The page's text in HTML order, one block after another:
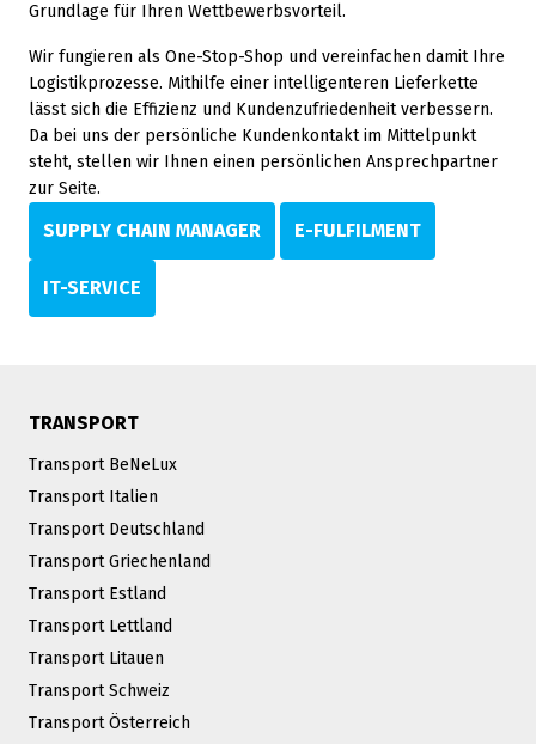
Grundlage für Ihren Wettbewerbsvorteil.
Wir fungieren als One-Stop-Shop und vereinfachen damit Ihre
Logistikprozesse. Mithilfe einer intelligenteren Lieferkette
lässt sich die Effizienz und Kundenzufriedenheit verbessern.
Da bei uns der persönliche Kundenkontakt im Mittelpunkt
steht, stellen wir Ihnen einen persönlichen Ansprechpartner
zur Seite.
SUPPLY CHAIN MANAGER E-FULFILMENT
IT-SERVICE
TRANSPORT
Transport BeNeLux
Transport Italien
Transport Deutschland
Transport Griechenland
Transport Estland
Transport Lettland
Transport Litauen
Transport Schweiz
Transport Österreich